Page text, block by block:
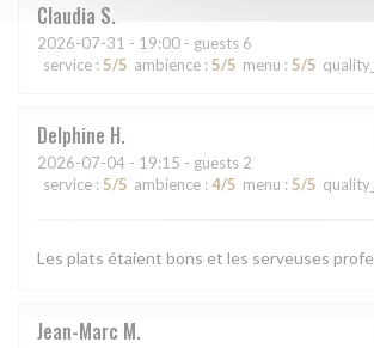
Claudia S
2026-07-31 - 19:00 - guests 6
service : 5/5 ambience : 5/5 menu : 5/5
Delphine H
2026-07-04 - 19:15 - guests 2
service : 5/5 ambience : 4/5 menu : 5/5
Les plats étaient bons et les serveuses
Jean-Marc M